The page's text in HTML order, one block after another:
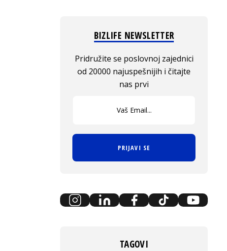
BIZLIFE NEWSLETTER
Pridružite se poslovnoj zajednici
od 20000 najuspešnijih i čitajte
nas prvi
PRIJAVI SE
TAGOVI